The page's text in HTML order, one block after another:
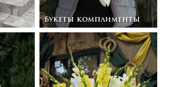
Букеты комплименты